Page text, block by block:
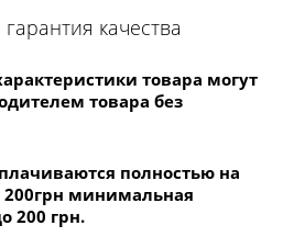
качества
товара могут
товара без
полностью на
минимальная
200 грн.